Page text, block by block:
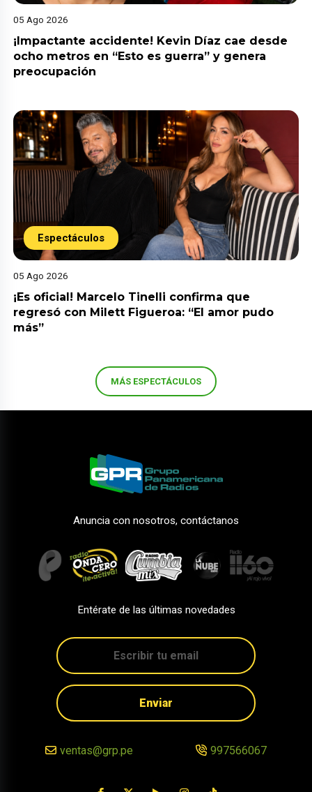
05 Ago 2026
¡Impactante accidente! Kevin Díaz cae desde
ocho metros en “Esto es guerra” y genera
preocupación
Espectáculos
05 Ago 2026
¡Es oficial! Marcelo Tinelli confirma que
regresó con Milett Figueroa: “El amor pudo
más”
MÁS ESPECTÁCULOS
Anuncia con nosotros, contáctanos
Entérate de las últimas novedades
Enviar
ventas@grp.pe 997566067